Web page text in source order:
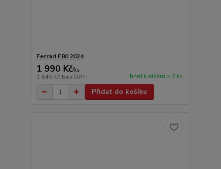
Ferrari F80 2024
1 990 Kč/ks
1 645 Kč bez DPH Ihned k odběru > 2 ks
Přidat do košíku